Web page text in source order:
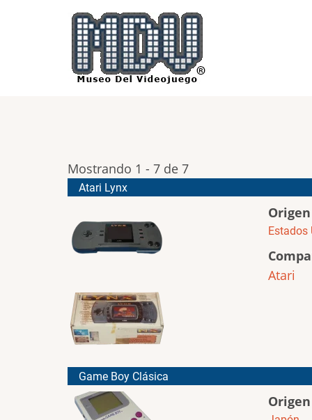
Mostrando 1 - 7 de 7
Atari Lynx
Origen
Estados
Atari
Game Boy Clásica
Origen